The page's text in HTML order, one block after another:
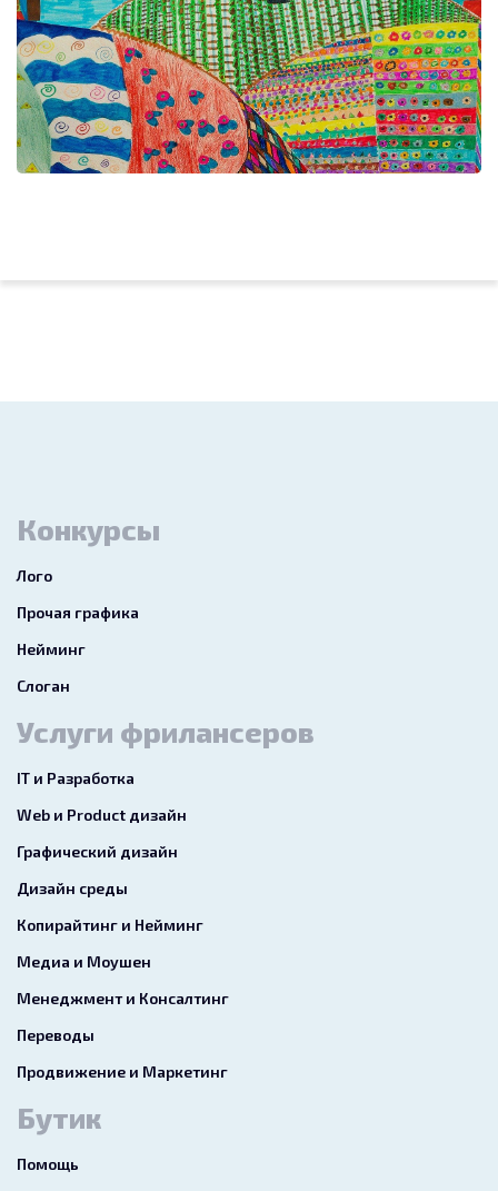
Конкурсы
Лого
Прочая графика
Нейминг
Слоган
Услуги фрилансеров
IT и Разработка
Web и Product дизайн
Графический дизайн
Дизайн среды
Копирайтинг и Нейминг
Медиа и Моушен
Менеджмент и Консалтинг
Переводы
Продвижение и Маркетинг
Бутик
Помощь